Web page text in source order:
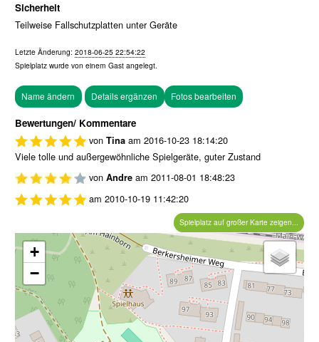
Sicherheit
Teilweise Fallschutzplatten unter Geräte
Letzte Änderung: 2018-06-25 22:54:22
Spielplatz wurde von einem Gast angelegt.
Fotos bearbeiten
Bewertungen/ Kommentare
von Tina am 2016-10-23 18:14:20
Viele tolle und außergewöhnliche Spielgeräte, guter Zustand
von Andre am 2011-08-01 18:48:23
am 2010-10-19 11:42:20
Spielplatz auf großer Karte zeigen...
+
−